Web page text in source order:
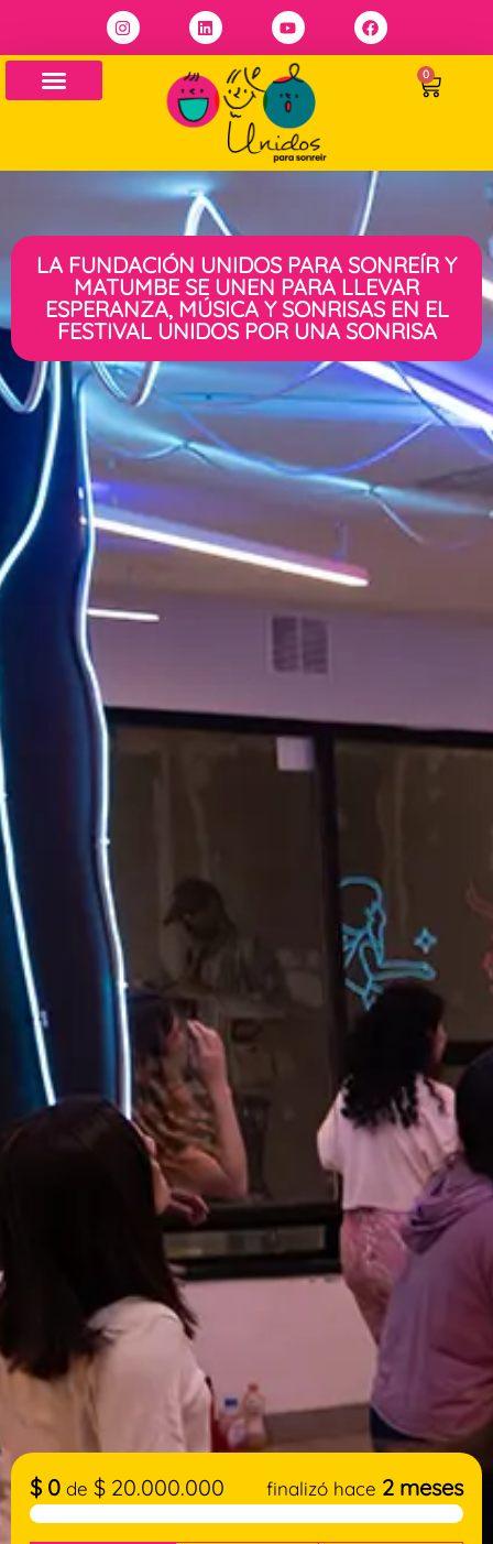
0
LA FUNDACIÓN UNIDOS PARA SONREÍR Y
MATUMBE SE UNEN PARA LLEVAR
ESPERANZA, MÚSICA Y SONRISAS EN EL
FESTIVAL UNIDOS POR UNA SONRISA
$ 0 de $ 20.000.000 finalizó hace 2 meses